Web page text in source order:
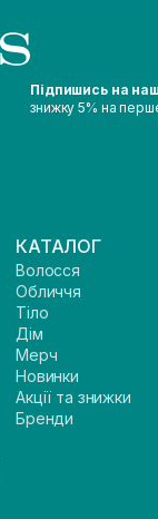
Підпишись на
знижку 5% на
КАТАЛОГ
Волосся
Обличчя
Тіло
Дім
Мерч
Новинки
Акції та знижки
Бренди